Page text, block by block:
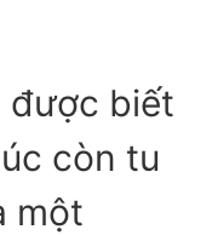
được biết
còn tu
một